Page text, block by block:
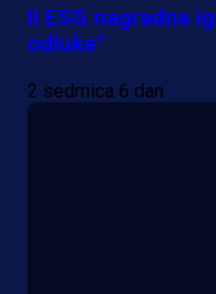
II ESG nagradna
odluke"
2 sedmica 6 dan